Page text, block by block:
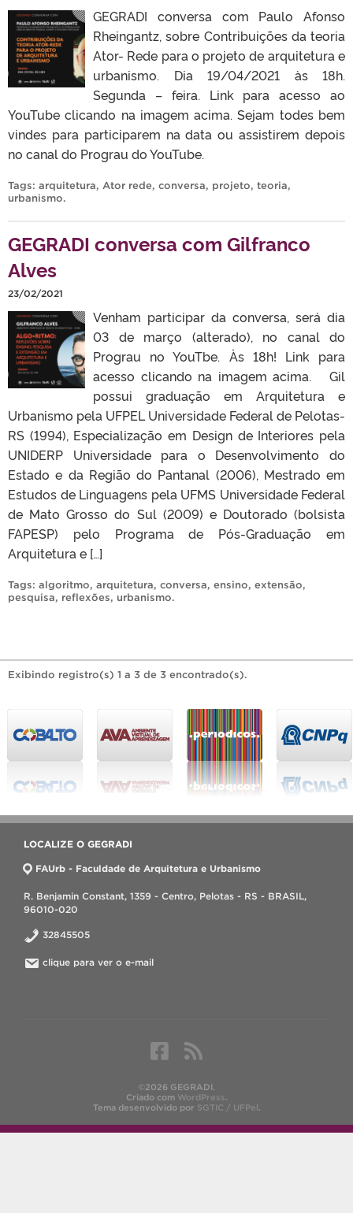
GEGRADI conversa com Paulo Afonso
Rheingantz, sobre Contribuições da teoria
Ator- Rede para o projeto de arquitetura e
urbanismo. Dia 19/04/2021 às 18h.
Segunda – feira. Link para acesso ao
YouTube clicando na imagem acima. Sejam todes bem
vindes para participarem na data ou assistirem depois
no canal do Prograu do YouTube.
Tags: arquitetura, Ator rede, conversa, projeto, teoria,
urbanismo.
GEGRADI conversa com Gilfranco
Alves
23/02/2021
Venham participar da conversa, será dia
03 de março (alterado), no canal do
Prograu no YouTbe. Às 18h! Link para
acesso clicando na imagem acima. Gil
possui graduação em Arquitetura e
Urbanismo pela UFPEL Universidade Federal de Pelotas-
RS (1994), Especialização em Design de Interiores pela
UNIDERP Universidade para o Desenvolvimento do
Estado e da Região do Pantanal (2006), Mestrado em
Estudos de Linguagens pela UFMS Universidade Federal
de Mato Grosso do Sul (2009) e Doutorado (bolsista
FAPESP) pelo Programa de Pós-Graduação em
Arquitetura e […]
Tags: algoritmo, arquitetura, conversa, ensino, extensão,
pesquisa, reflexões, urbanismo.
Exibindo registro(s) 1 a 3 de 3 encontrado(s).
LOCALIZE O GEGRADI
FAUrb - Faculdade de Arquitetura e Urbanismo
R. Benjamin Constant, 1359 - Centro, Pelotas - RS - BRASIL,
96010-020
32845505
clique para ver o e-mail
©2026 GEGRADI.
Criado com WordPress.
Tema desenvolvido por SGTIC / UFPel.